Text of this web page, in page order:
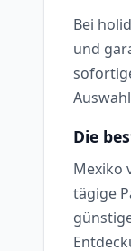
Bei
und
Die
Mexiko
tägige